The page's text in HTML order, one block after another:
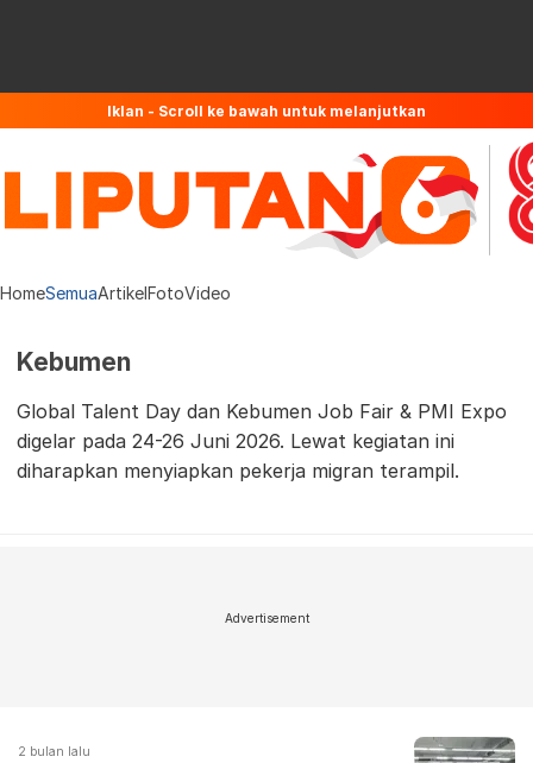
Iklan - Scroll ke bawah untuk melanjutkan
HomeSemuaArtikelFotoVideo
Kebumen
Global Talent Day dan Kebumen Job Fair & PMI Expo
digelar pada 24-26 Juni 2026. Lewat kegiatan ini
diharapkan menyiapkan pekerja migran terampil.
Advertisement
2 bulan lalu